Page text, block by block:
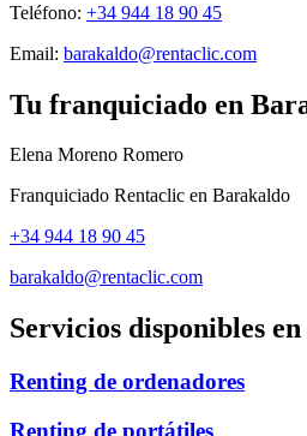
Teléfono: +34 944 18 90 45
Email: barakaldo@rentaclic.com
Tu franquiciado en
Elena Moreno Romero
Franquiciado Rentaclic en Barakaldo
+34 944 18 90 45
barakaldo@rentaclic.com
Servicios disponibles en
Renting de ordenadores
Renting de portátiles